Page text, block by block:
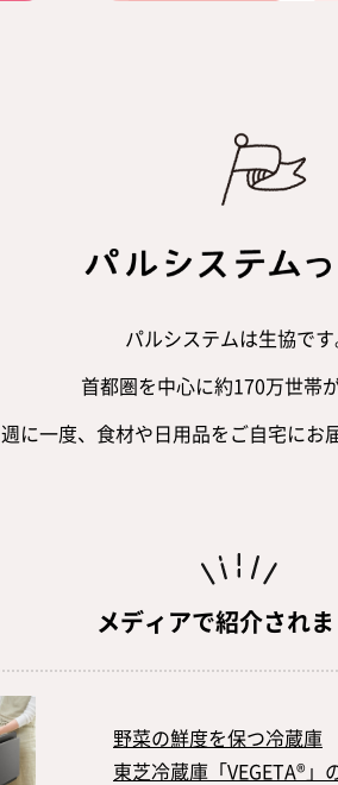
パルシステムは生協です
首都圏を中心に約170万世帯
週に一度、食材や日用品を ご自宅にお
メディアで紹介されま
野菜の鮮度を保つ冷蔵庫
東芝冷蔵庫「VEGETA®」